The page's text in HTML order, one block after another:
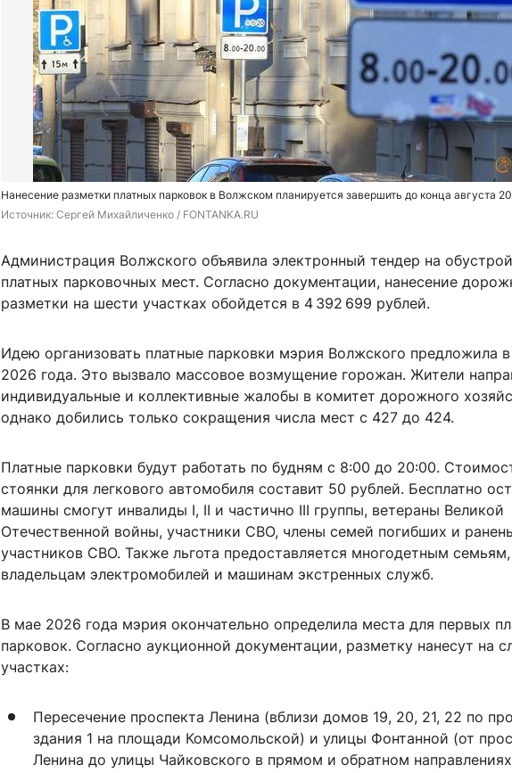
Нанесение разметки платных парковок в Волжском планируется завершить до конца августа
Источник: Сергей Михайличенко / FONTANKA.RU
Администрация Волжского объявила электронный тендер на
платных парковочных мест. Согласно документации, нанесение
разметки на шести участках обойдется в 4 392 699 рублей.
Идею организовать платные парковки мэрия Волжского предложила
2026 года. Это вызвало массовое возмущение горожан. Жители
индивидуальные и коллективные жалобы в комитет дорожного
однако добились только сокращения числа мест с 427 до 424.
Платные парковки будут работать по будням с 8:00 до 20:00.
стоянки для легкового автомобиля составит 50 рублей. Бесплатно
машины смогут инвалиды I, II и частично III группы, ветераны Великой
Отечественной войны, участники СВО, члены семей погибших и
участников СВО. Также льгота предоставляется многодетным семьям,
владельцам электромобилей и машинам экстренных служб.
В мае 2026 года мэрия окончательно определила места для первых
парковок. Согласно аукционной документации, разметку нанесут на
участках:
Пересечение проспекта Ленина (вблизи домов 19, 20, 21, 22 по
здания 1 на площади Комсомольской) и улицы Фонтанной (от
Ленина до улицы Чайковского в прямом и обратном